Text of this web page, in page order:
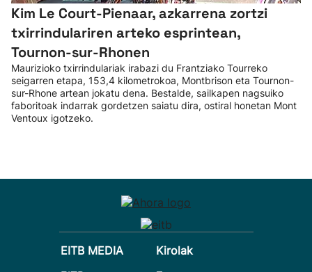
Kim Le Court-Pienaar, azkarrena zortzi
txirrindulariren arteko esprintean,
Tournon-sur-Rhonen
Maurizioko txirrindulariak irabazi du Frantziako Tourreko
seigarren etapa, 153,4 kilometrokoa, Montbrison eta Tournon-
sur-Rhone artean jokatu dena. Bestalde, sailkapen nagsuiko
faboritoak indarrak gordetzen saiatu dira, ostiral honetan Mont
Ventoux igotzeko.
EITB MEDIA
Kirolak